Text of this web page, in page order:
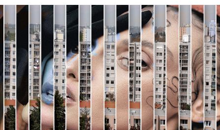
Pro děti
edu
Vše o ČT